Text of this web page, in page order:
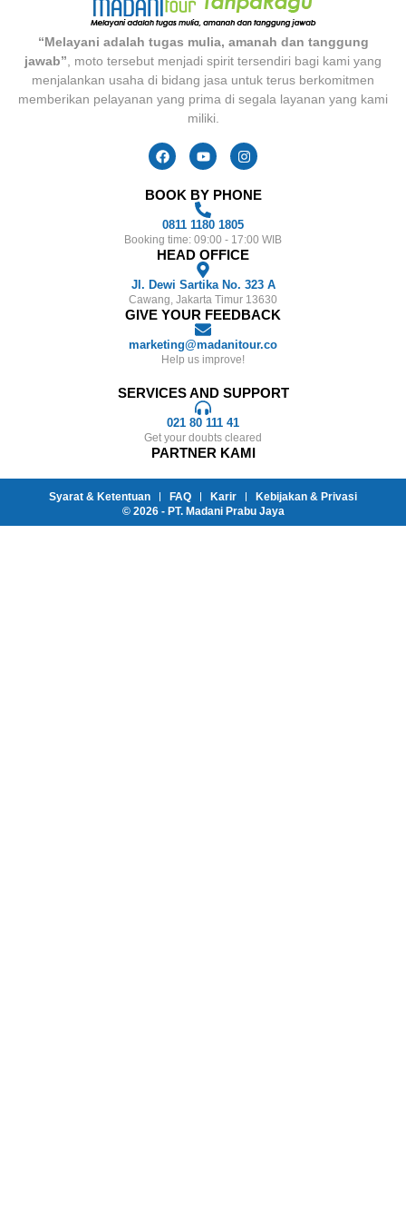
“Melayani adalah tugas mulia, amanah dan tanggung
jawab”, moto tersebut menjadi spirit tersendiri bagi kami yang
menjalankan usaha di bidang jasa untuk terus berkomitmen
memberikan pelayanan yang prima di segala layanan yang kami
miliki.
BOOK BY PHONE
0811 1180 1805
Booking time: 09:00 - 17:00 WIB
HEAD OFFICE
Jl. Dewi Sartika No. 323 A
Cawang, Jakarta Timur 13630
GIVE YOUR FEEDBACK
marketing@madanitour.co
Help us improve!
SERVICES AND SUPPORT
021 80 111 41
Get your doubts cleared
PARTNER KAMI
Syarat & Ketentuan FAQ Karir
Kebijakan & Privasi
© 2026 - PT. Madani Prabu Jaya